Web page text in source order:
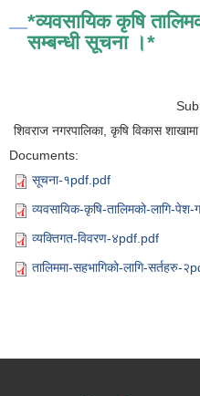
*व्यवसायिक कृषि
सम्बन्धी सूचना ।*
शिवराज नगरपालिका, कृषि विकास
Documents:
सूचना-१pdf.pdf
व्यवसायिक-कृषि-तालिमको-लागि-
व्यक्तिगत-विवरण-४pdf.pdf
तालिममा-सहभागिको-लागि-सर्तहरु-